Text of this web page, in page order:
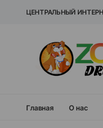
ЦЕНТРАЛЬНЫЙ
Главная О нас